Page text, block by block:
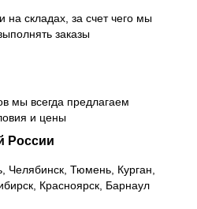
на складах, за счет чего мы
заказы
мы всегда предлагаем
и цены
России
Челябинск, Тюмень, Курган,
Красноярск, Барнаул